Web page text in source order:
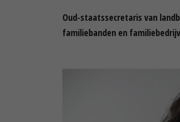
Oud-staatssecretaris van
familiebanden en